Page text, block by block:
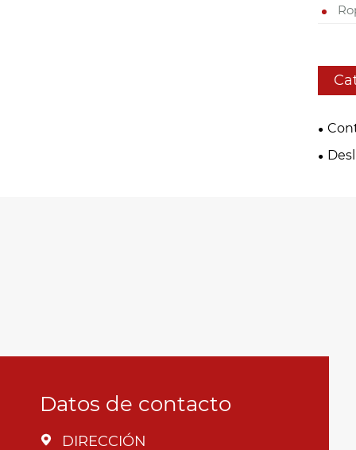
Datos de contacto
 DIRECCIÓN